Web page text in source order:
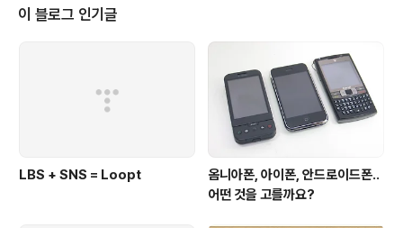
니다.기존의 메일, 위키, 드랍박스와 비교해 슬랙, 구글독스
등을 이용한 커뮤니케이션과 협업의 가장 큰 차이는 무얼
까요?메일은 자료를 전송하면서 설명을 하고 의견을 게진
서로 의견을 주고 받기에는 부족함이 있는데다가 수신자가
3명 이상 넘어가면, 대화 상대를 떠올리기 어려워 제..
이 블로그 인기글
LBS + SNS = Loopt
옴니아폰, 아이폰, 안드로이드폰..
어떤 것을 고를까요?